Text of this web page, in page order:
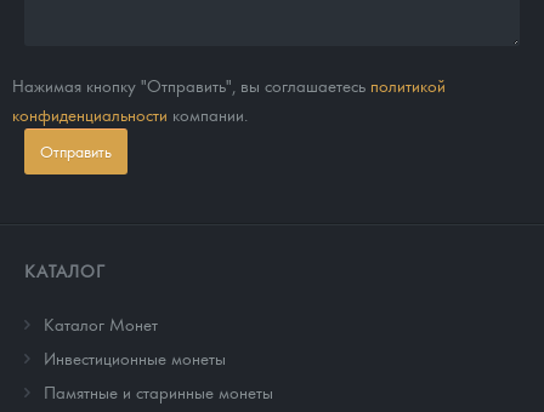
Нажимая кнопку "Отправить", вы соглашаетесь политикой
конфиденциальности компании.
Отправить
КАТАЛОГ
Каталог Монет
Инвестиционные монеты
Памятные и старинные монеты